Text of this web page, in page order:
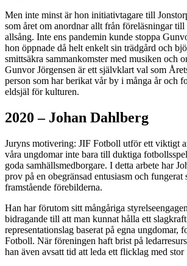
Men inte minst är hon initiativtagare till
som året om anordnar allt från föreläsningar till
allsång. Inte ens pandemin kunde stoppa
hon öppnade då helt enkelt sin trädgård och
smittsäkra sammankomster med musiken och
Gunvor Jörgensen är ett självklart val som
person som har berikat vår by i många år och
eldsjäl för kulturen.
2020 – Johan Dahlberg
Juryns motivering: JIF Fotboll utför ett viktigt
våra ungdomar inte bara till duktiga
goda samhällsmedborgare. I detta arbete har
prov på en obegränsad entusiasm och fungerat
framstående förebilderna.
Han har förutom sitt mångåriga
bidragande till att man kunnat hålla ett
representationslag baserat på egna ungdomar,
Fotboll. När föreningen haft brist på
han även avsatt tid att leda ett flicklag med stor